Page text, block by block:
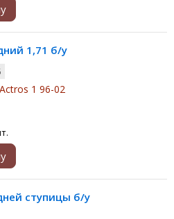
1,71 б/у
Actros 1 96-02
ступицы б/у